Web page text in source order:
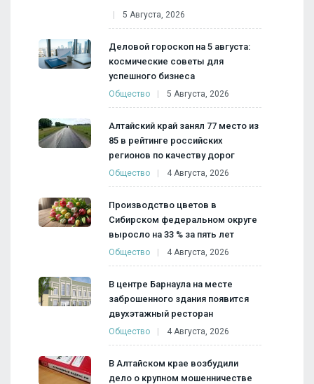
5 Августа, 2026
Деловой гороскоп на 5 августа:
космические советы для
успешного бизнеса
Общество 5 Августа, 2026
Алтайский край занял 77 место из
85 в рейтинге российских
регионов по качеству дорог
Общество 4 Августа, 2026
Производство цветов в
Сибирском федеральном округе
выросло на 33 % за пять лет
Общество 4 Августа, 2026
В центре Барнаула на месте
заброшенного здания появится
двухэтажный ресторан
Общество 4 Августа, 2026
В Алтайском крае возбудили
дело о крупном мошенничестве